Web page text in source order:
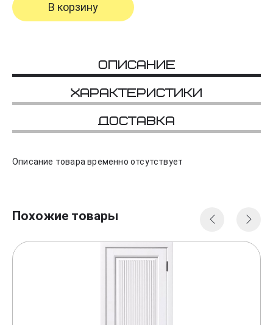
В корзину
Описание
Характеристики
Доставка
Описание товара временно отсутствует
Похожие товары